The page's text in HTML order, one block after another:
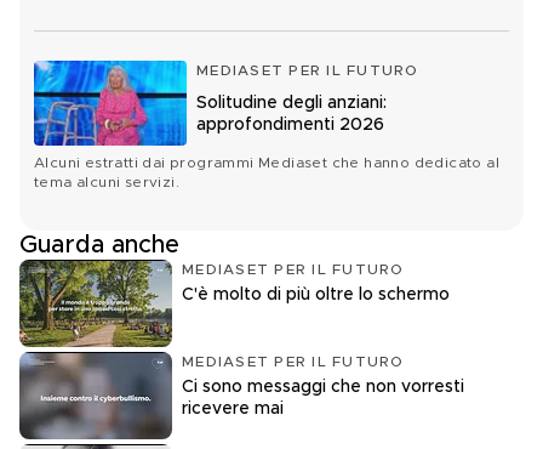
MEDIASET PER IL FUTURO
Solitudine degli anziani:
approfondimenti 2026
Alcuni estratti dai programmi Mediaset che hanno dedicato al
tema alcuni servizi.
Guarda anche
MEDIASET PER IL FUTURO
C'è molto di più oltre lo schermo
MEDIASET PER IL FUTURO
Ci sono messaggi che non vorresti
ricevere mai